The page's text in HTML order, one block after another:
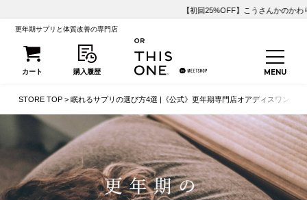
【初回25%OFF】こうさんかのかわり定期便が1,500円OFF！
更年期サプリと体質改善の専門店
STORE TOP 眠れるサプリの選び方4選 |《公式》更年期専門店オアディスワン